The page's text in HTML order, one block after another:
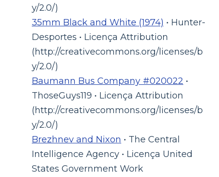
y/2.0/)
35mm Black and White (1974) • Hunter-
Desportes • Licença Attribution
(http://creativecommons.org/licenses/b
y/2.0/)
Baumann Bus Company #020022 •
ThoseGuys119 • Licença Attribution
(http://creativecommons.org/licenses/b
y/2.0/)
Brezhnev and Nixon • The Central
Intelligence Agency • Licença United
States Government Work